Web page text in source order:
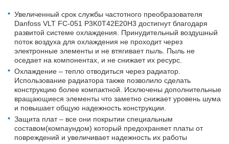
Увеличенный срок службы частотного преобразователя
Danfoss VLT FC-051 P3K0T42E20H3 достигнут благодаря
развитой системе охлаждения. Принудительный воздушный
поток воздуха для охлаждения не проходит через
электронные элементы и не втягивает пыль. Пыль не
оседает на компонентах, и не снижает их ресурс.
Охлаждение – тепло отводиться через радиатор.
Использование радиатора также позволило сделать
конструкцию более компактной. Исключены дополнительные
вращающиеся элементы что заметно снижает уровень шума
и повышает общую надежность конструкции.
Защита плат – все они покрытии специальным
составом(компаундом) который предохраняет платы от
повреждений и увеличивает надежность их работы